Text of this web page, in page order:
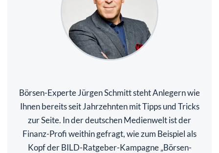
Börsen-Experte Jürgen Schmitt steht Anlegern wie
Ihnen bereits seit Jahrzehnten mit Tipps und Tricks
zur Seite. In der deutschen Medienwelt ist der
Finanz-Profi weithin gefragt, wie zum Beispiel als
Kopf der BILD-Ratgeber-Kampagne „Börsen-